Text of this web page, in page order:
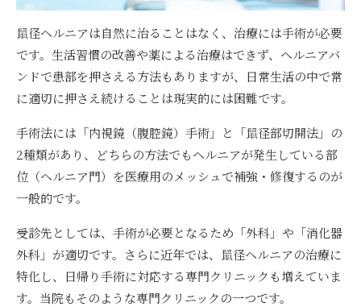
鼠径ヘルニアは自然に治ることはなく、治療には手術が必要
です。生活習慣の改善や薬による治療はできず、ヘルニアバ
ンドで患部を押さえる方法もありますが、日常生活の中で常
に適切に押さえ続けることは現実的には困難です。
手術法には「内視鏡（腹腔鏡）手術」と「鼠径部切開法」の
2種類があり、どちらの方法でもヘルニアが発生している部
位（ヘルニア門）を医療用のメッシュで補強・修復するのが
一般的です。
受診先としては、手術が必要となるため「外科」や「消化器
外科」が適切です。さらに近年では、鼠径ヘルニアの治療に
特化し、日帰り手術に対応する専門クリニックも増えていま
す。当院もそのような専門クリニックの一つです。